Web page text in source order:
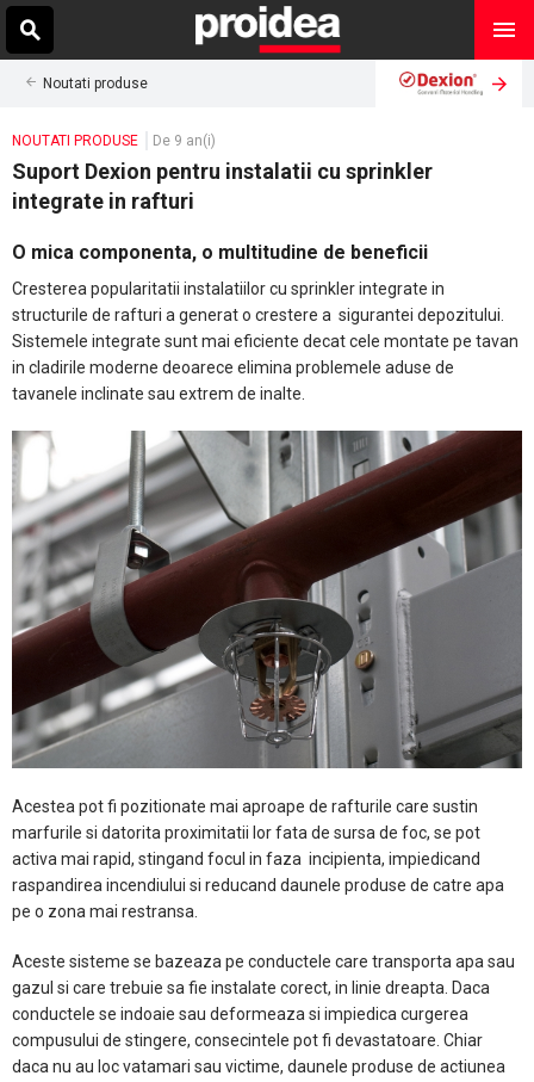
Noutati produse
NOUTATI PRODUSE De 9 an(i)
Suport Dexion pentru instalatii cu sprinkler
integrate in rafturi
O mica componenta, o multitudine de beneficii
Cresterea popularitatii instalatiilor cu sprinkler integrate in
structurile de rafturi a generat o crestere a sigurantei depozitului.
Sistemele integrate sunt mai eficiente decat cele montate pe tavan
in cladirile moderne deoarece elimina problemele aduse de
tavanele inclinate sau extrem de inalte.
Acestea pot fi pozitionate mai aproape de rafturile care sustin
marfurile si datorita proximitatii lor fata de sursa de foc, se pot
activa mai rapid, stingand focul in faza incipienta, impiedicand
raspandirea incendiului si reducand daunele produse de catre apa
pe o zona mai restransa.
Aceste sisteme se bazeaza pe conductele care transporta apa sau
gazul si care trebuie sa fie instalate corect, in linie dreapta. Daca
conductele se indoaie sau deformeaza si impiedica curgerea
compusului de stingere, consecintele pot fi devastatoare. Chiar
daca nu au loc vatamari sau victime, daunele produse de actiunea